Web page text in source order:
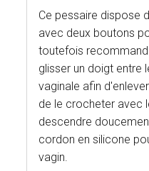
Ce pessaire dispose
avec deux boutons
toutefois
glisser un doigt entre
vaginale afin
de le crocheter avec
descendre
cordon en silicone
vagin.